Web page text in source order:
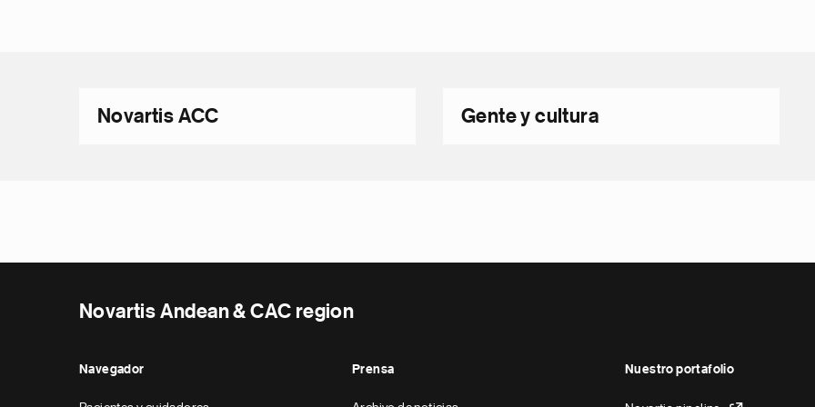
Novartis ACC Gente y cultura
Novartis Andean & CAC region
Navegador Prensa Nuestro portafolio